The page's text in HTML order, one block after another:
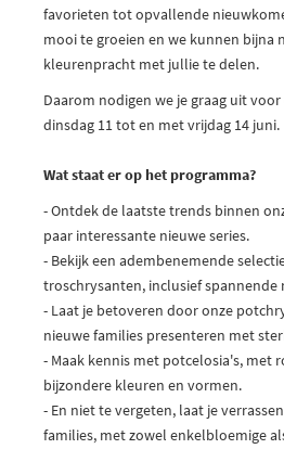
favorieten tot opvallende
mooi te groeien en we kunnen bijna
kleurenpracht met jullie te delen.
Daarom nodigen we je graag uit
dinsdag 11 tot en met vrijdag 14 juni.
Wat staat er op het programma?
- Ontdek de laatste trends binnen
paar interessante nieuwe series.
- Bekijk een adembenemende
troschrysanten, inclusief spannende
- Laat je betoveren door onze
nieuwe families presenteren met
- Maak kennis met potcelosia's, met
bijzondere kleuren en vormen.
- En niet te vergeten, laat je
families, met zowel enkelbloemige